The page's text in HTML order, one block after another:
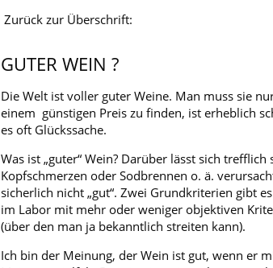
Zurück zur Überschrift:
GUTER WEIN ?
Die Welt ist voller guter Weine. Man muss sie
einem günstigen Preis zu finden, ist erheblich
es oft Glückssache.
Was ist „guter“ Wein? Darüber lässt sich
Kopfschmerzen oder Sodbrennen o. ä.
sicherlich nicht „gut“. Zwei Grundkriterien gibt
im Labor mit mehr oder weniger objektiven
(über den man ja bekanntlich streiten kann).
Ich bin der Meinung, der Wein ist gut, wenn er